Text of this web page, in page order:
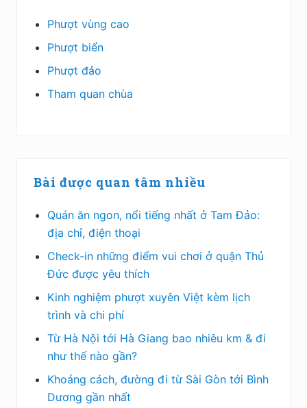
Phượt vùng cao
Phượt biển
Phượt đảo
Tham quan chùa
Bài được quan tâm nhiều
Quán ăn ngon, nổi tiếng nhất ở Tam Đảo:
địa chỉ, điện thoại
Check-in những điểm vui chơi ở quận Thủ
Đức được yêu thích
Kinh nghiệm phượt xuyên Việt kèm lịch
trình và chi phí
Từ Hà Nội tới Hà Giang bao nhiêu km & đi
như thế nào gần?
Khoảng cách, đường đi từ Sài Gòn tới Bình
Dương gần nhất